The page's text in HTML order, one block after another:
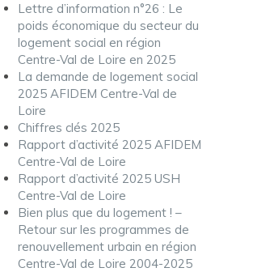
Lettre d’information n°26 : Le
poids économique du secteur du
logement social en région
Centre-Val de Loire en 2025
La demande de logement social
2025 AFIDEM Centre-Val de
Loire
Chiffres clés 2025
Rapport d’activité 2025 AFIDEM
Centre-Val de Loire
Rapport d’activité 2025 USH
Centre-Val de Loire
Bien plus que du logement ! –
Retour sur les programmes de
renouvellement urbain en région
Centre-Val de Loire 2004-2025